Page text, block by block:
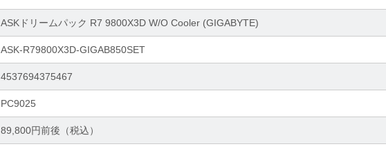
ASKドリームパック R7 9800X3D W/O Cooler (GIGABYTE)
ASK-R79800X3D-GIGAB850SET
4537694375467
PC9025
89,800円前後（税込）